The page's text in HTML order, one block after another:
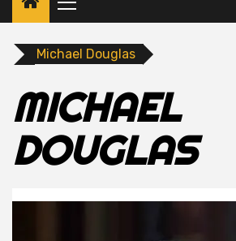
Primary
Menu
Michael Douglas
MICHAEL
DOUGLAS